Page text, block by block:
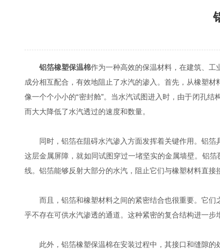
铝箔橡塑保温棉作为一种高效的保温材料，在建筑、
成分相互配合，有效地阻止了水汽的渗入。首先，从橡塑
像一个个小小的“密封舱”。当水汽试图进入时，由于闭孔
而大大降低了水汽透过的速度和数量。
同时，铝箔在阻碍水汽渗入方面发挥着关键作用。铝箔
这层金属屏障，就如同试图穿过一堵坚实的金属墙壁。铝
线。铝箔能够反射大部分的水汽，阻止它们与橡塑材料直
而且，铝箔和橡塑材料之间的紧密结合也很重要。它们
乎不存在可供水汽渗透的通道。这种紧密的复合结构进一
此外，铝箔橡塑保温棉在安装过程中，其接口和缝隙的